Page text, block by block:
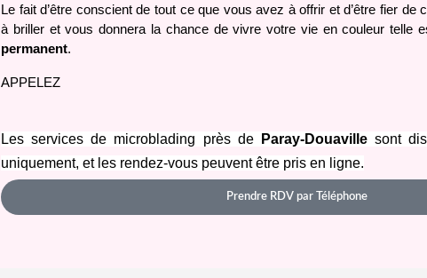
Le fait d’être conscient de tout ce que vous avez à offrir et d’être fier de
à briller et vous donnera la chance de vivre votre vie en couleur telle
permanent.
APPELEZ
Les services de microblading près de Paray-Douaville sont
uniquement, et les rendez-vous peuvent être pris en ligne.
Prendre RDV par Téléphone